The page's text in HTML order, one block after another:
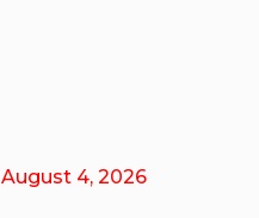
| August 4, 2026